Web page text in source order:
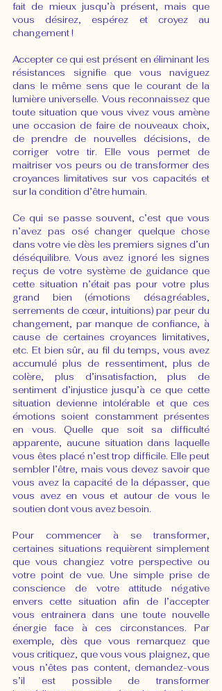
fait de mieux jusqu’à présent, mais que
vous désirez, espérez et croyez au
changement !
Accepter ce qui est présent en éliminant les
résistances signifie que vous naviguez
dans le même sens que le courant de la
lumière universelle. Vous reconnaissez que
toute situation que vous vivez vous amène
une occasion de faire de nouveaux choix,
de prendre de nouvelles décisions, de
corriger votre tir. Elle vous permet de
maitriser vos peurs ou de transformer des
croyances limitatives sur vos capacités et
sur la condition d’être humain.
Ce qui se passe souvent, c’est que vous
n’avez pas osé changer quelque chose
dans votre vie dès les premiers signes d’un
déséquilibre. Vous avez ignoré les signes
reçus de votre système de guidance que
cette situation n’était pas pour votre plus
grand bien (émotions désagréables,
serrements de cœur, intuitions) par peur du
changement, par manque de confiance, à
cause de certaines croyances limitatives,
etc. Et bien sûr, au fil du temps, vous avez
accumulé plus de ressentiment, plus de
colère, plus d’insatisfaction, plus de
sentiment d’injustice jusqu’à ce que cette
situation devienne intolérable et que ces
émotions soient constamment présentes
en vous. Quelle que soit sa difficulté
apparente, aucune situation dans laquelle
vous êtes placé n’est trop difficile. Elle peut
sembler l’être, mais vous devez savoir que
vous avez la capacité de la dépasser, que
vous avez en vous et autour de vous le
soutien dont vous avez besoin.
Pour commencer à se transformer,
certaines situations requièrent simplement
que vous changiez votre perspective ou
votre point de vue. Une simple prise de
conscience de votre attitude négative
envers cette situation afin de l’accepter
vous entrainera dans une toute nouvelle
énergie face à ces circonstances. Par
exemple, dès que vous remarquez que
vous critiquez, que vous vous plaignez, que
vous n’êtes pas content, demandez-vous
s’il est possible de transformer